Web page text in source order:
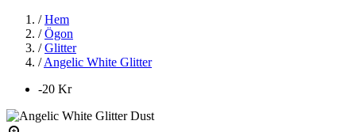
/ Hem
/ Ögon
/ Glitter
/ Angelic White Glitter
-20 Kr